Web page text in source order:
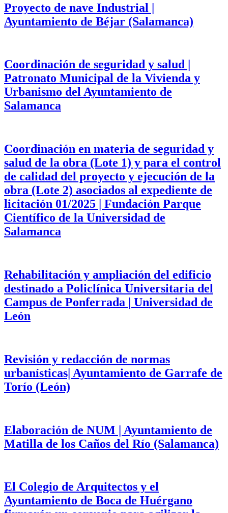
Proyecto de nave Industrial |
Ayuntamiento de Béjar (Salamanca)
Coordinación de seguridad y salud |
Patronato Municipal de la Vivienda y
Urbanismo del Ayuntamiento de
Salamanca
Coordinación en materia de seguridad y
salud de la obra (Lote 1) y para el control
de calidad del proyecto y ejecución de la
obra (Lote 2) asociados al expediente de
licitación 01/2025 | Fundación Parque
Científico de la Universidad de
Salamanca
Rehabilitación y ampliación del edificio
destinado a Policlínica Universitaria del
Campus de Ponferrada | Universidad de
León
Revisión y redacción de normas
urbanísticas| Ayuntamiento de Garrafe de
Torío (León)
Elaboración de NUM | Ayuntamiento de
Matilla de los Caños del Río (Salamanca)
El Colegio de Arquitectos y el
Ayuntamiento de Boca de Huérgano